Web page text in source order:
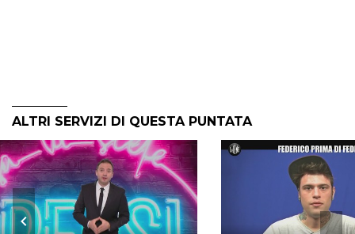
ALTRI SERVIZI DI QUESTA PUNTATA